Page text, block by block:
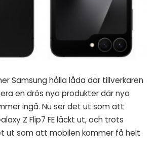
Samsung hålla låda där tillverkaren
en drös nya produkter där nya
ingå. Nu ser det ut som att
Z Flip7 FE läckt ut, och trots
ut som att mobilen kommer få helt